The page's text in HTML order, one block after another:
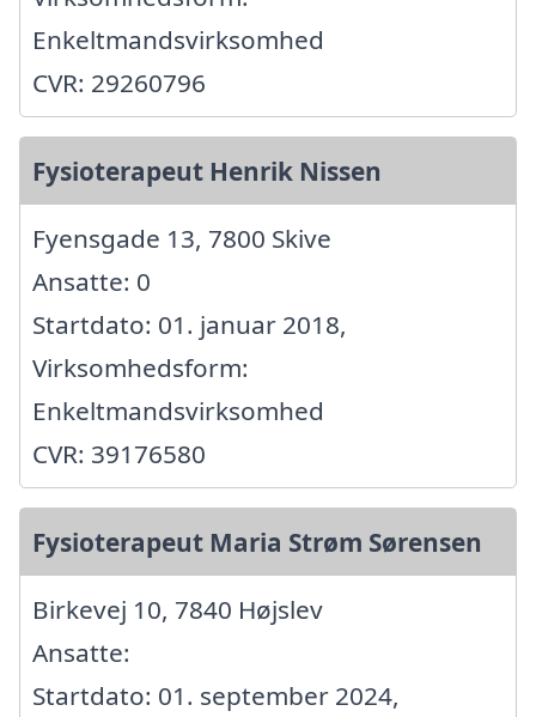
Enkeltmandsvirksomhed
CVR: 29260796
Fysioterapeut Henrik Nissen
Fyensgade 13, 7800 Skive
Ansatte: 0
Startdato: 01. januar 2018,
Virksomhedsform:
Enkeltmandsvirksomhed
CVR: 39176580
Fysioterapeut Maria Strøm Sørensen
Birkevej 10, 7840 Højslev
Ansatte:
Startdato: 01. september 2024,